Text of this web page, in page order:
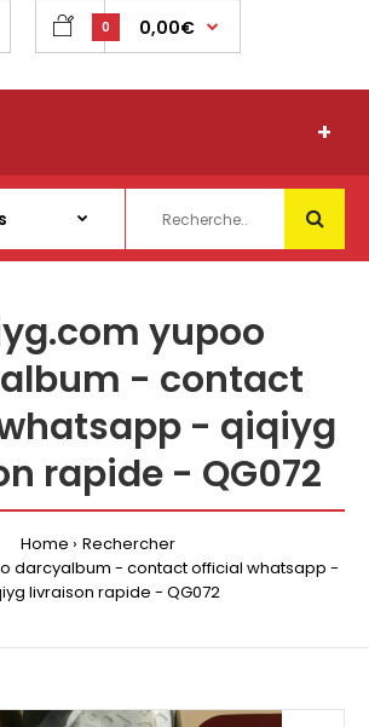
0 0,00€
yupoo
- contact
- qiqiyg
rapide - QG072
Home
Rechercher
darcyalbum - contact official whatsapp -
livraison rapide - QG072